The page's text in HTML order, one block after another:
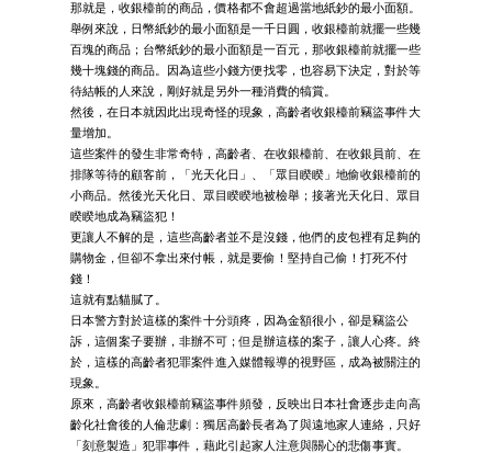
那就是，收銀檯前的商品，價格都不會超過當地紙鈔的最小面額。
舉例來說，日幣紙鈔的最小面額是一千日圓，收銀檯前就擺一些幾
百塊的商品；台幣紙鈔的最小面額是一百元，那收銀檯前就擺一些
幾十塊錢的商品。因為這些小錢方便找零，也容易下決定，對於等
待結帳的人來說，剛好就是另外一種消費的犒賞。
然後，在日本就因此出現奇怪的現象，高齡者收銀檯前竊盜事件大
量增加。
這些案件的發生非常奇特，高齡者、在收銀檯前、在收銀員前、在
排隊等待的顧客前，「光天化日」、「眾目睽睽」地偷收銀檯前的
小商品。然後光天化日、眾目睽睽地被檢舉；接著光天化日、眾目
睽睽地成為竊盜犯！
更讓人不解的是，這些高齡者並不是沒錢，他們的皮包裡有足夠的
購物金，但卻不拿出來付帳，就是要偷！堅持自己偷！打死不付
錢！
這就有點貓膩了。
日本警方對於這樣的案件十分頭疼，因為金額很小，卻是竊盜公
訴，這個案子要辦，非辦不可；但是辦這樣的案子，讓人心疼。終
於，這樣的高齡者犯罪案件進入媒體報導的視野區，成為被關注的
現象。
原來，高齡者收銀檯前竊盜事件頻發，反映出日本社會逐步走向高
齡化社會後的人倫悲劇：獨居高齡長者為了與遠地家人連絡，只好
「刻意製造」犯罪事件，藉此引起家人注意與關心的悲傷事實。